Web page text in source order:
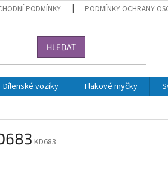
PODMÍNKY PODMÍNKY OCHRANY
HLEDAT
Dílenské vozíky Tlakové myčky
KD683